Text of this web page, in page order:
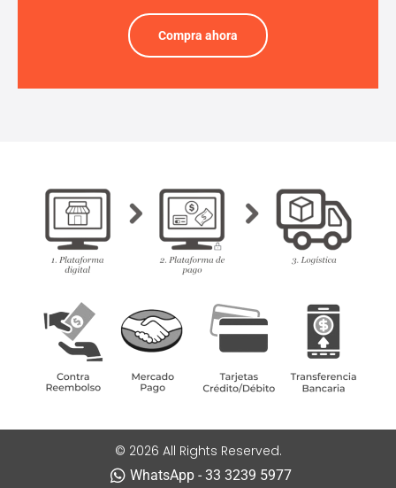
Compra ahora
© 2026 All Rights Reserved.
WhatsApp - 33 3239 5977